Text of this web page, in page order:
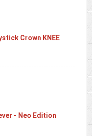
Crown KNEE
- Neo Edition